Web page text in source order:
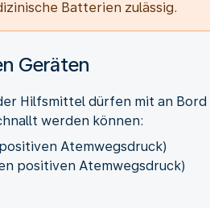
Batterien zulässig.
Geräten
Hilfsmittel dürfen mit an
werden können:
Atemwegsdruck)
positiven Atemwegsdruck)